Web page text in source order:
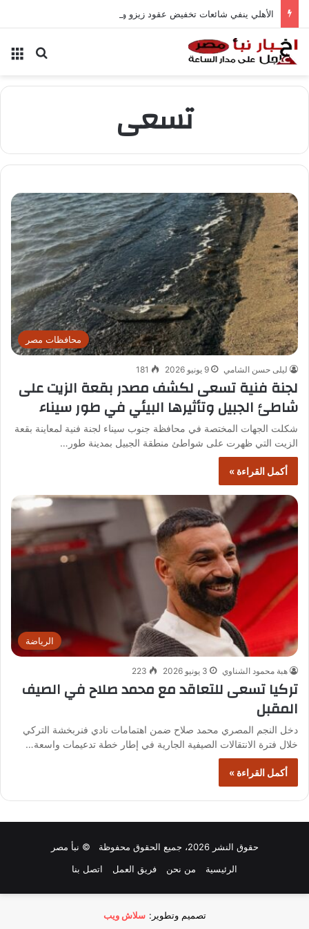
الأهلي ينفي شائعات تخفيض عقود زيزو والشناوي
بحث
تسعى
محافظات مصر
ليلى حسن الشامي 9 يونيو 2026 181
لجنة فنية تسعى لكشف مصدر بقعة الزيت على
شاطئ الجبيل وتأثيرها البيئي في طور سيناء
شكلت الجهات المختصة في محافظة جنوب سيناء لجنة فنية لمعاينة بقعة
الزيت التي ظهرت على شواطئ منطقة الجبيل بمدينة طور…
أكمل القراءة »
الرياضة
هبة محمود الشناوي 3 يونيو 2026 223
تركيا تسعى للتعاقد مع محمد صلاح في الصيف
المقبل
دخل النجم المصري محمد صلاح ضمن اهتمامات نادي فنربخشة التركي
خلال فترة الانتقالات الصيفية الجارية في إطار خطة تدعيمات واسعة…
أكمل القراءة »
حقوق النشر 2026، جميع الحقوق محفوظة © نبأ مصر
الرئيسية
من نحن فريق العمل اتصل بنا
تصميم وتطوير: سلاش ويب